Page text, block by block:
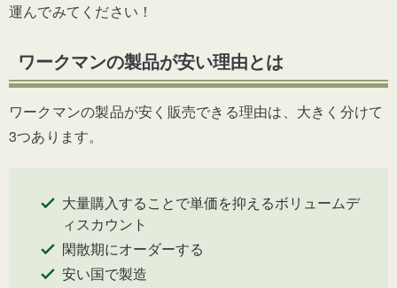
運んでみてください！
ワークマンの製品が安い理由とは
ワークマンの製品が安く販売できる理由は、大きく分けて
3つあります。
大量購入することで単価を抑えるボリュームデ
ィスカウント
閑散期にオーダーする
安い国で製造